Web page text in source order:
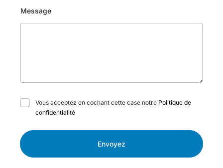
Message
C
s
à
Vous acceptez en cochant cette case notre Politique de
confidentialité
Envoyez